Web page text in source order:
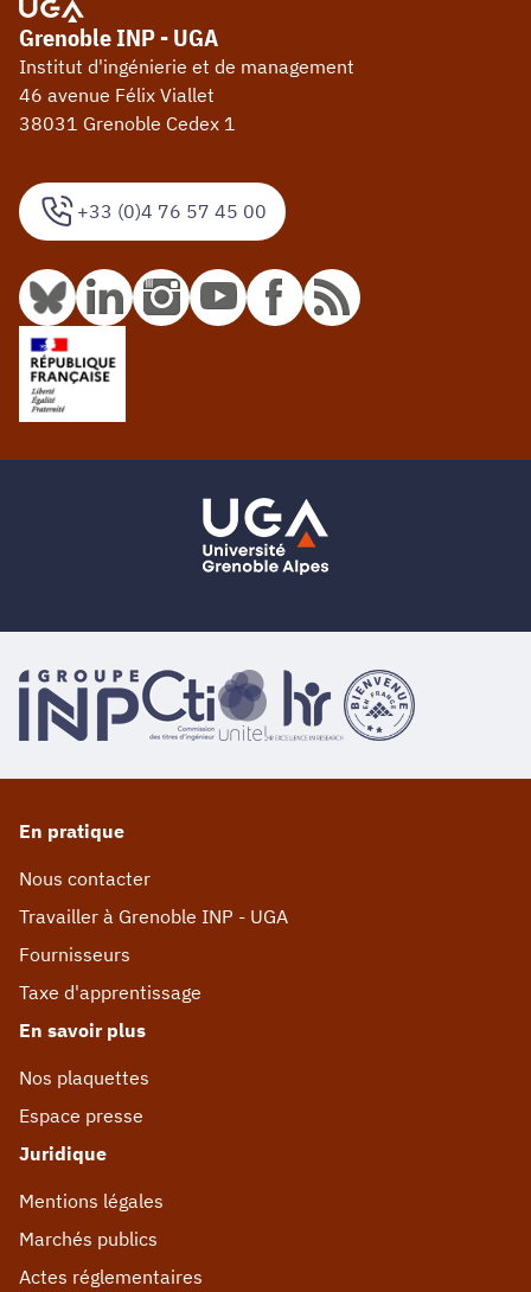
+33 (0)4 76 57 45 00
Grenoble INP - UGA
Institut d'ingénierie et de management
46 avenue Félix Viallet
38031 Grenoble Cedex 1
En pratique
Nous contacter
Travailler à Grenoble INP - UGA
Fournisseurs
Taxe d'apprentissage
En savoir plus
Nos plaquettes
Espace presse
Juridique
Mentions légales
Marchés publics
Actes réglementaires